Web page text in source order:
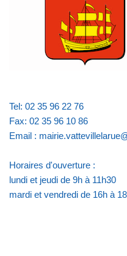
Tel: 02 35 96 22 76
Fax: 02 35 96 10 86
Email :
Horaires d'ouverture :
lundi et jeudi de 9h à 11h30
mardi et vendredi de 16h à